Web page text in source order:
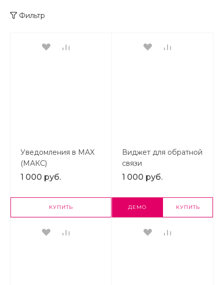
Фильтр
Уведомления в MAX
(МАКС)
1 000 руб.
КУПИТЬ
Виджет для обратной
связи
1 000 руб.
ДЕМО КУПИТЬ